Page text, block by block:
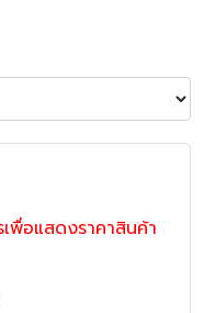
พื่อแสดงราคาสินค้า